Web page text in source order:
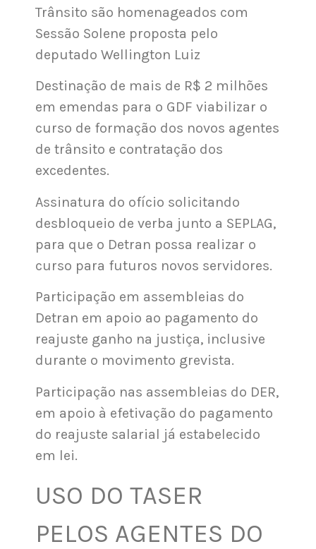
Trânsito são homenageados com
Sessão Solene proposta pelo
deputado Wellington Luiz
Destinação de mais de R$ 2 milhões
em emendas para o GDF viabilizar o
curso de formação dos novos agentes
de trânsito e contratação dos
excedentes.
Assinatura do ofício solicitando
desbloqueio de verba junto a SEPLAG,
para que o Detran possa realizar o
curso para futuros novos servidores.
Participação em assembleias do
Detran em apoio ao pagamento do
reajuste ganho na justiça, inclusive
durante o movimento grevista.
Participação nas assembleias do DER,
em apoio à efetivação do pagamento
do reajuste salarial já estabelecido
em lei.
USO DO TASER
PELOS AGENTES DO